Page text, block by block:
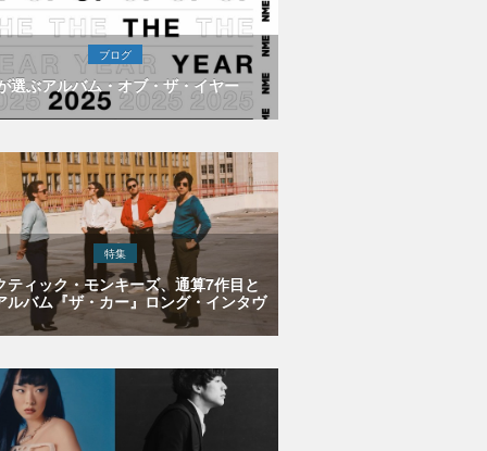
ブログ
選ぶアルバム・オブ・ザ・イヤー
特集
ティック・モンキーズ、通算7作目と
ルバム『ザ・カー』ロング・インタヴ